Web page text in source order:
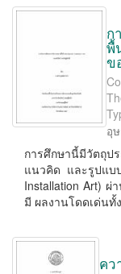
ก
พื้
ข
อุ
การศึกษานี้มีวัตถุป
แนวคิด และรูปแบ
Installation Art)
มี ผลงานโดดเด่น
คว